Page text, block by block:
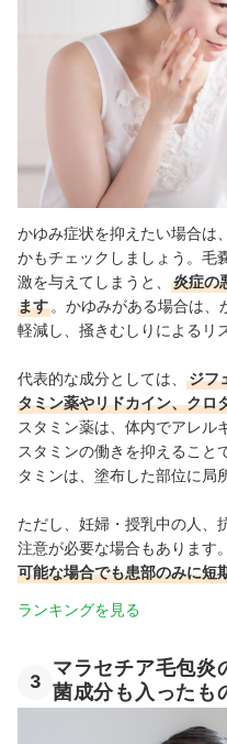
かゆみ症状を抑えたい場合は
かもチェックしましょう。毛
激を与えてしまうと、
炎症の
ます。かゆみがある場合は、
軽減し、掻きむしりによるリ
代表的な成分としては、
ジフ
タミン薬やリドカイン、クロ
スタミン薬は、体内でアレル
スタミンの働きを抑えること
タミンは、塗布した部位に局
ただし、妊婦・授乳中の人、
注意が必要な場合もあります。
可能な場合でも患部のみに短
ランキングを見る
3
マラセチア毛包炎
菌成分も入ったも